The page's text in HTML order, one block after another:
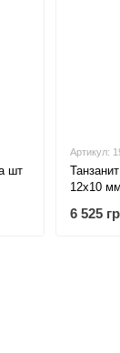
шт
Артикул:
12х10 мм
6 525